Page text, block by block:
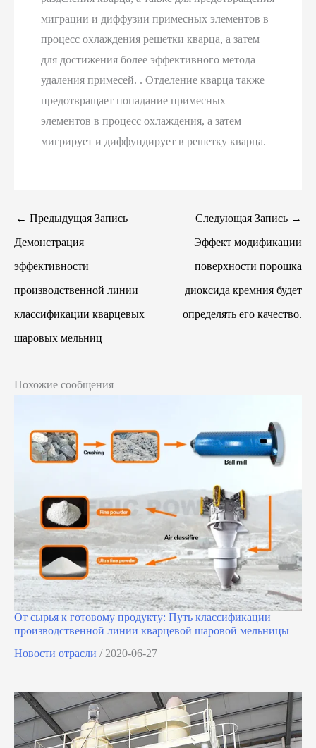
миграции и диффузии примесных элементов в
процесс охлаждения решетки кварца, а затем
для достижения более эффективного метода
удаления примесей. . Отделение кварца также
предотвращает попадание примесных
элементов в процесс охлаждения, а затем
мигрирует и диффундирует в решетку кварца.
← Предыдущая Запись
Демонстрация
эффективности
производственной линии
классификации кварцевых
шаровых мельниц
Следующая Запись →
Эффект модификации
поверхности порошка
диоксида кремния будет
определять его качество.
Похожие сообщения
От сырья к готовому продукту: Путь классификации
производственной линии кварцевой шаровой мельницы
Новости отрасли / 2020-06-27